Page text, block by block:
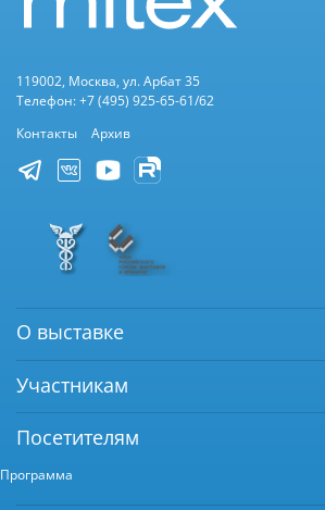
119002, Москва, ул. Арбат 35
Телефон: +7 (495) 925-65-61/62
Контакты
Архив
О выставке
Участникам
Посетителям
Программа